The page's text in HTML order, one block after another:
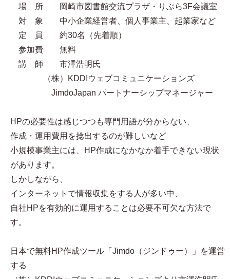
場 所 岡崎市図書館交流プラザ・りぶら3F会議室
対 象 中小企業経営者、個人事業主、起業家など
定 員 約30名（先着順）
参加費 無料
講 師 市澤浩明氏
（株）KDDIウェブコミュニケーションズ
JimdoJapan パートナーシップマネージャー
HPの必要性は感じつつも専門用語が分からない、
作成・運用費用を捻出するのが難しいなど
小規模事業主には、HP作成になかなか着手できない現状
があります。
しかしながら、
インターネットで情報収集をする人が多い中、
自社HPを有効的に運用することは必要不可欠な方法で
す。
日本で無料HP作成ツール「Jimdo（ジンドゥー）」を運営
する